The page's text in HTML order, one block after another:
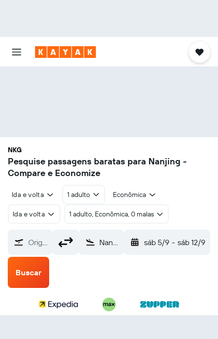
NKG
Pesquise passagens baratas para Nanjing -
Compare e Economize
Ida e volta 1 adulto Econômica
Ida e volta 1 adulto, Econômica, 0 malas
Origem Nanjing Lukou Intl (NKG) sáb 5/9 - sáb 12/9
Buscar